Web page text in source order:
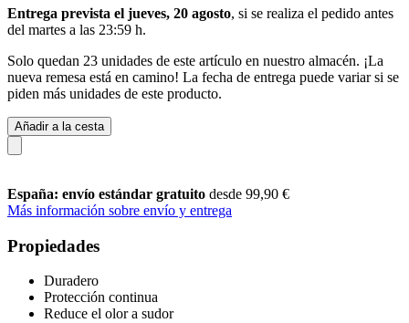
Entrega prevista el jueves, 20 agosto, si se realiza el pedido antes
del martes a las 23:59 h.
Solo quedan 23 unidades de este artículo en nuestro almacén. ¡La
nueva remesa está en camino! La fecha de entrega puede variar si se
piden más unidades de este producto.
Añadir a la cesta
España: envío estándar gratuito desde 99,90 €
Más información sobre envío y entrega
Propiedades
Duradero
Protección continua
Reduce el olor a sudor